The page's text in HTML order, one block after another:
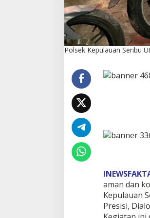
M
a
l
a
m
r
r
s
i
,
A
n
t
Polsek Kepulauan Seribu
aman dan
Kepulauan
Presisi,